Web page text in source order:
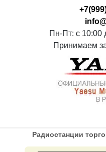
Пн-Пт: с 10:00
Принимаем
Радиостанции